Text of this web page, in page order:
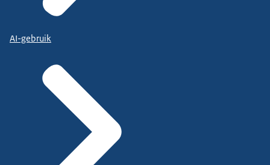
AI-gebruik